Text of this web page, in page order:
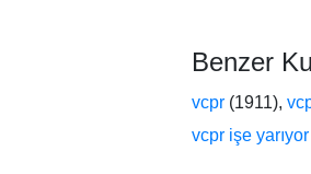
Benzer
vcpr (1911),
vcpr işe